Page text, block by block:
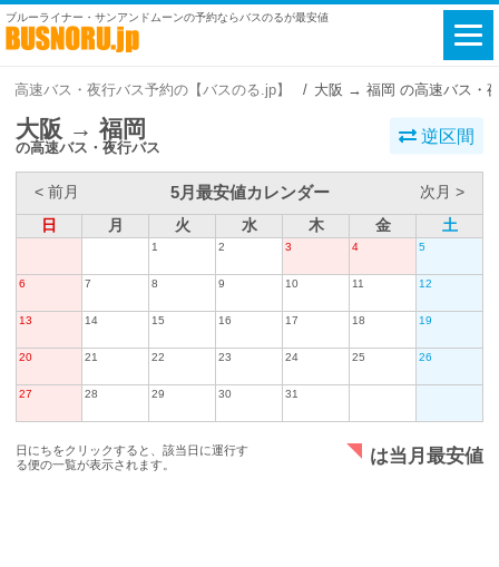
ブルーライナー・サンアンドムーンの予約ならバスのるが最安値
高速バス・夜行バス予約の【バスのる.jp】 大阪 → 福岡 の高速バス・
大阪 → 福岡
の高速バス・夜行バス
逆区間
< 前月 5月最安値カレンダー
次月 >
日
月 火 水 木 金 土
1 2 3 4 5
6 7 8 9 10 11 12
13 14 15 16 17 18 19
20 21 22 23 24 25 26
27 28 29 30 31
日にちをクリックすると、該当日に運行す
る便の一覧が表示されます。
は当月最安値